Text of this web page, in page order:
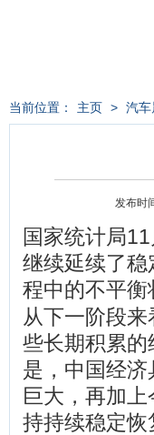
当前位置： 主页 > 汽车
发布时
国家统计局
继续延续了
程中的不平
从下一阶段
些长期积累
是，中国经
巨大，再加
持持续稳定